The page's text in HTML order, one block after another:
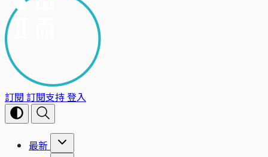
訂閱 訂閱支持登入
最新